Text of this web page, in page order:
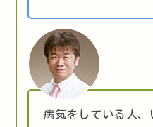
病気をしている人